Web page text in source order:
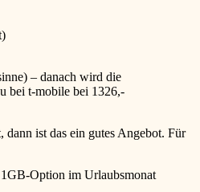
– danach wird die
bei t-mobile bei 1326,-
ist das ein gutes Angebot. Für
Option im Urlaubsmonat